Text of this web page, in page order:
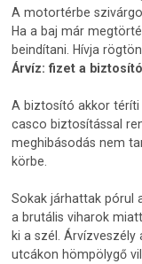
A motortérbe
Ha a baj már
beindítani. Hívja
Árvíz: fizet a
A biztosító akkor téríti
casco biztosítással
meghibásodás nem
körbe.
Sokak járhattak pórul
a brutális viharok
ki a szél.
utcákon hömpölygő